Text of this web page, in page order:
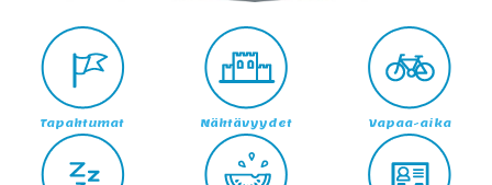
Tapahtumat Nähtävyydet Vapaa-aika